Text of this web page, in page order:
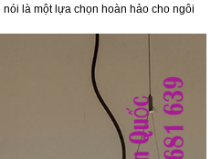
là một lựa chọn hoàn hảo cho ngôi